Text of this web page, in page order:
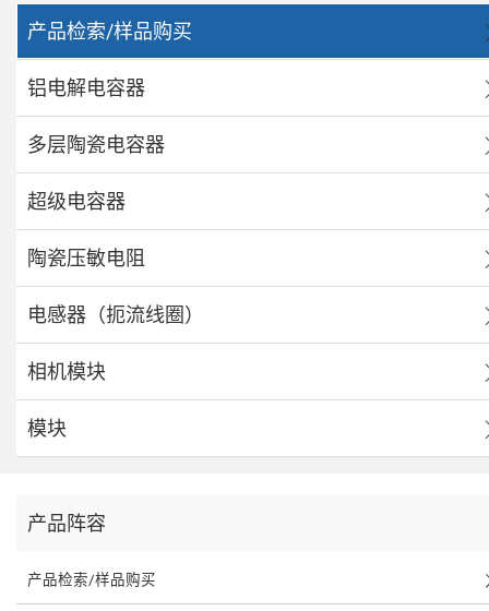
产品检索/样品购买
铝电解电容器
多层陶瓷电容器
超级电容器
陶瓷压敏电阻
电感器（扼流线圈）
相机模块
模块
产品阵容
产品检索/样品购买